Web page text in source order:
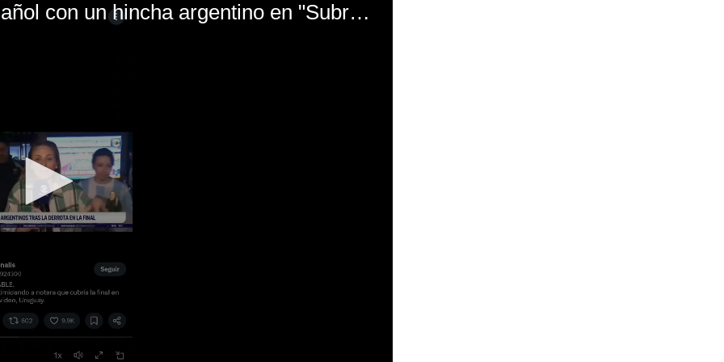
El mal momento de Yanina Gasañol con un hincha argentino en "Subrayado"